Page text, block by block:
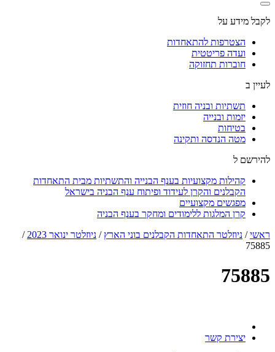
לקבל מידע על
הצטרפות להתאחדות
ועדה פריטטית
חוברות תחזוקה
לעיין ב
תשתיות ובניה חוזית
יזמות ובנייה
בטיחות
מטה הנדסה ותקינה
להירשם ל
קהילות מקצועיות בענף הבנייה והתשתיות מבית התאחדות
הקבלנים והקרן לעידוד ופיתוח ענף הבניה בישראל
מפגשים מקצועיים
קרן המלגות ללימודים ומחקר בענף הבניה
ראשי/ ניוזלטר התאחדות הקבלנים בוני הארץ / ניוזלטר ינואר 2023
/
75885
75885
יצירת קשר